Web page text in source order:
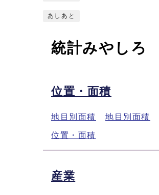
あしあと
統計みやしろ
位置・面積
地目別面積 地目別面積
位置・面積
産業